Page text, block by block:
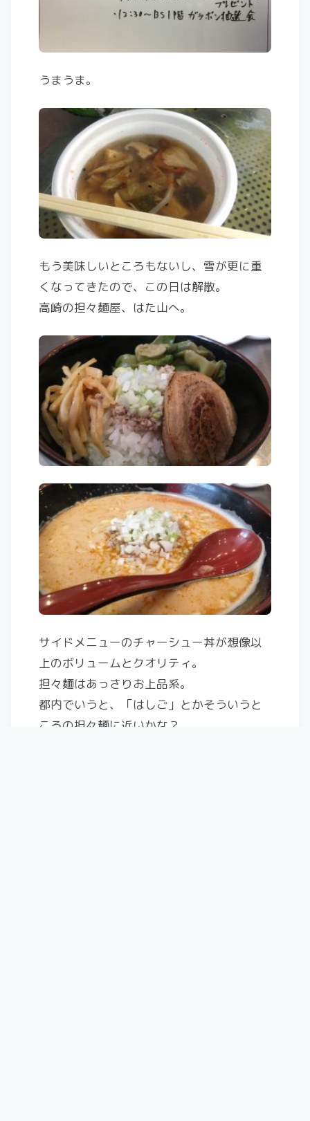
うまうま。
もう美味しいところもないし、雪が更に重
くなってきたので、この日は解散。
高崎の担々麺屋、はた山へ。
サイドメニューのチャーシュー丼が想像以
上のボリュームとクオリティ。
担々麺はあっさりお上品系。
都内でいうと、「はしご」とかそういうと
ころの担々麺に近いかな？